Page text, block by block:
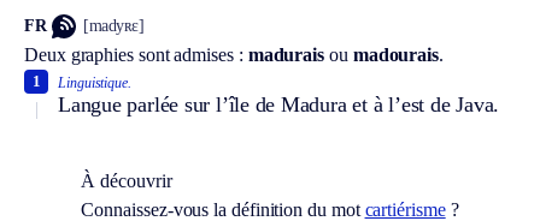
FR [madyʀɛ]
Deux graphies sont admises : madurais ou madourais.
Linguistique.
Langue parlée sur l’île de Madura et à l’est de Java.
1
À découvrir
Connaissez-vous la définition du mot cartiérisme?